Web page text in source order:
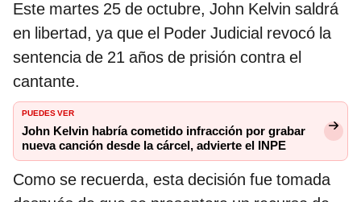
Este martes 25 de octubre, John Kelvin saldrá
en libertad, ya que el Poder Judicial revocó la
sentencia de 21 años de prisión contra el
cantante.
PUEDES VER
John Kelvin habría cometido infracción por grabar
nueva canción desde la cárcel, advierte el INPE
Como se recuerda, esta decisión fue tomada